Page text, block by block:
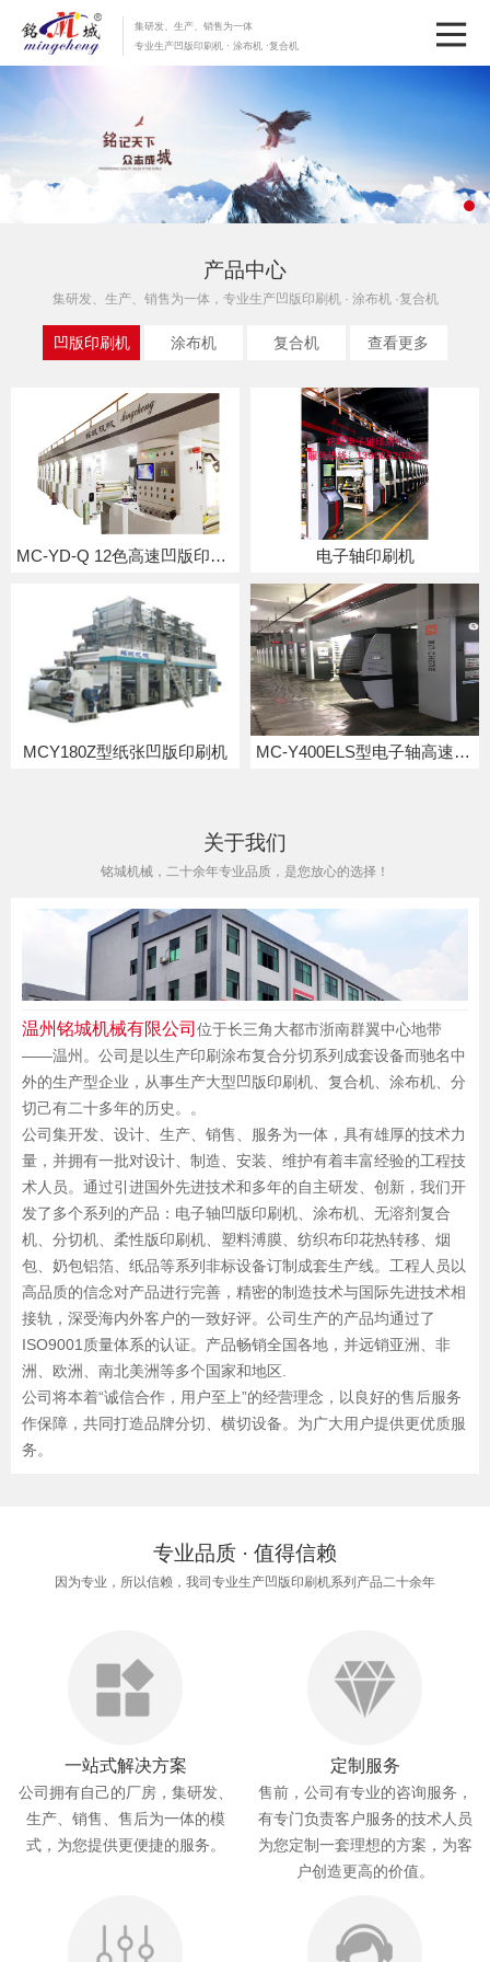
集研发、生产、销售为一体
专业生产凹版印刷机 · 涂布机 ·复合机
产品中心
集研发、生产、销售为一体，专业生产凹版印刷机 · 涂布机 ·复合机
凹版印刷机 涂布机 复合机 查看更多
MC-YD-Q 12色高速凹版印刷机 电子轴印刷机
MCY180Z型纸张凹版印刷机 MC-Y400ELS型电子轴高速凹版印刷机
关于我们
铭城机械，二十余年专业品质，是您放心的选择！
温州铭城机械有限公司 位于长三角大都市浙南群翼中心地带
——温州。公司是以生产印刷涂布复合分切系列成套设备而驰名中
外的生产型企业，从事生产大型凹版印刷机、复合机、涂布机、分
切己有二十多年的历史。。
公司集开发、设计、生产、销售、服务为一体，具有雄厚的技术力
量，并拥有一批对设计、制造、安装、维护有着丰富经验的工程技
术人员。通过引进国外先进技术和多年的自主研发、创新，我们开
发了多个系列的产品：电子轴凹版印刷机、涂布机、无溶剂复合
机、分切机、柔性版印刷机、塑料溥膜、纺织布印花热转移、烟
包、奶包铝箔、纸品等系列非标设备订制成套生产线。工程人员以
高品质的信念对产品进行完善，精密的制造技术与国际先进技术相
接轨，深受海内外客户的一致好评。公司生产的产品均通过了
ISO9001质量体系的认证。产品畅销全国各地，并远销亚洲、非
洲、欧洲、南北美洲等多个国家和地区.
公司将本着“诚信合作，用户至上”的经营理念，以良好的售后服务
作保障，共同打造品牌分切、横切设备。为广大用户提供更优质服
务。
专业品质 · 值得信赖
因为专业，所以信赖，我司专业生产凹版印刷机系列产品二十余年
一站式解决方案
公司拥有自己的厂房，集研发、
生产、销售、售后为一体的模
式，为您提供更便捷的服务。
定制服务
售前，公司有专业的咨询服务，
有专门负责客户服务的技术人员
为您定制一套理想的方案，为客
户创造更高的价值。